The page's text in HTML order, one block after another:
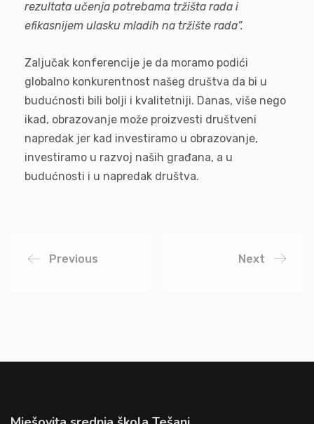
rezultata učenja potrebama tržišta rada i
efikasnijem ulasku mladih na tržište rada”.
Zaljučak konferencije je da moramo podići
globalno konkurentnost našeg društva da bi u
budućnosti bili bolji i kvalitetniji. Danas, više nego
ikad, obrazovanje može proizvesti društveni
napredak jer kad investiramo u obrazovanje,
investiramo u razvoj naših građana, a u
budućnosti i u napredak društva.
Previous Next